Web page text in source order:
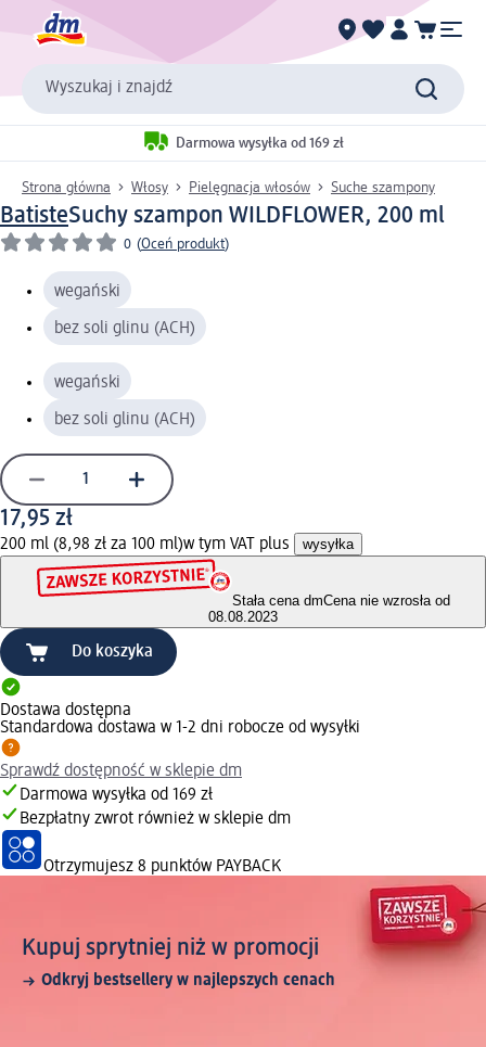
Wyszukaj i znajdź
Darmowa wysyłka od 169 zł
Strona główna Włosy Pielęgnacja włosów Suche szampony
BatisteSuchy szampon WILDFLOWER, 200 ml
0 (Oceń produkt)
wegański
bez soli glinu (ACH)
wegański
bez soli glinu (ACH)
17,95 zł
200 ml (8,98 zł za 100 ml)w tym VAT plus wysyłka
Stała cena dmCena nie wzrosła od
08.08.2023
Do koszyka
Dostawa dostępna
Standardowa dostawa w 1-2 dni robocze od wysyłki
Sprawdź dostępność w sklepie dm
Darmowa wysyłka od 169 zł
Bezpłatny zwrot również w sklepie dm
Otrzymujesz 8 punktów PAYBACK
Kupuj sprytniej niż w promocji
Odkryj bestsellery w najlepszych cenach